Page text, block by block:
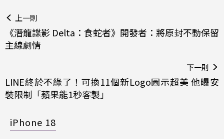
上一則
《潛龍諜影 Delta：食蛇者》開發者：將原封不動保留
主線劇情
下一則
LINE終於不綠了！可換11個新Logo圖示超美 他曝安
裝限制「蘋果能1秒客製」
iPhone 18